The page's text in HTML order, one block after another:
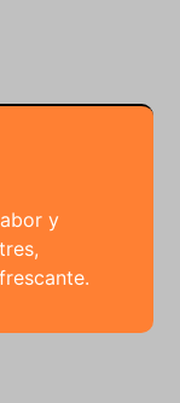
y